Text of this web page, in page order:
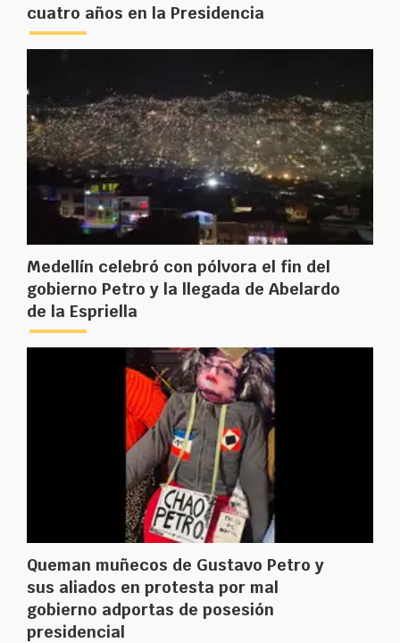
cuatro años en la Presidencia
Medellín celebró con pólvora el fin del
gobierno Petro y la llegada de Abelardo
de la Espriella
Queman muñecos de Gustavo Petro y
sus aliados en protesta por mal
gobierno adportas de posesión
presidencial